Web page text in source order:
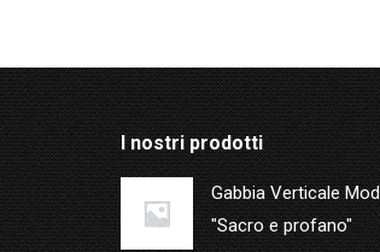
I nostri prodotti
Gabbia Verticale Mod
"Sacro e profano"